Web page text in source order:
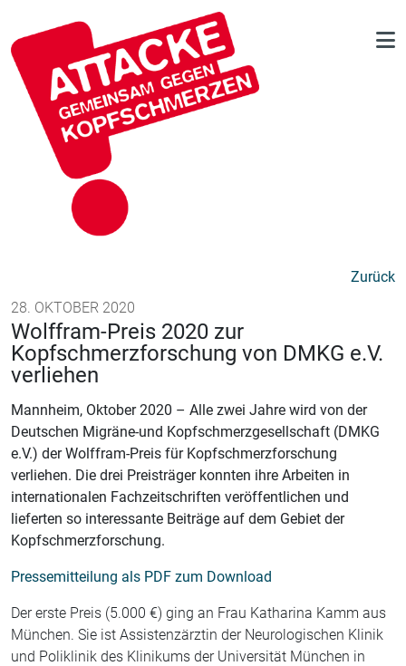
Zurück
28. OKTOBER 2020
Wolffram-Preis 2020 zur
Kopfschmerzforschung von DMKG e.V.
verliehen
Mannheim, Oktober 2020 – Alle zwei Jahre wird von der
Deutschen Migräne-und Kopfschmerzgesellschaft (DMKG
e.V.) der Wolffram-Preis für Kopfschmerzforschung
verliehen. Die drei Preisträger konnten ihre Arbeiten in
internationalen Fachzeitschriften veröffentlichen und
lieferten so interessante Beiträge auf dem Gebiet der
Kopfschmerzforschung.
Pressemitteilung als PDF zum Download
Der erste Preis (5.000 €) ging an Frau Katharina Kamm aus
München. Sie ist Assistenzärztin der Neurologischen Klinik
und Poliklinik des Klinikums der Universität München in